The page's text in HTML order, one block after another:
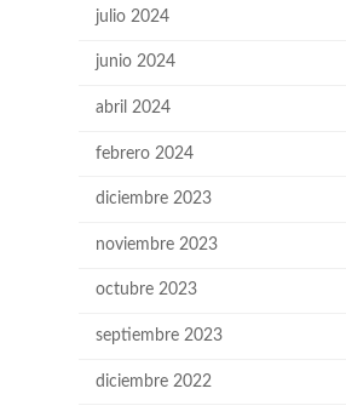
julio 2024
junio 2024
abril 2024
febrero 2024
diciembre 2023
noviembre 2023
octubre 2023
septiembre 2023
diciembre 2022